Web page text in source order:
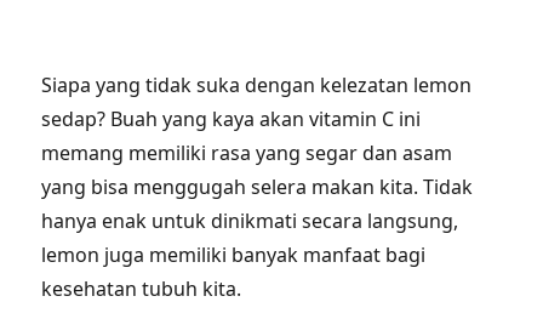
Siapa yang tidak suka dengan kelezatan lemon
sedap? Buah yang kaya akan vitamin C ini
memang memiliki rasa yang segar dan asam
yang bisa menggugah selera makan kita. Tidak
hanya enak untuk dinikmati secara langsung,
lemon juga memiliki banyak manfaat bagi
kesehatan tubuh kita.